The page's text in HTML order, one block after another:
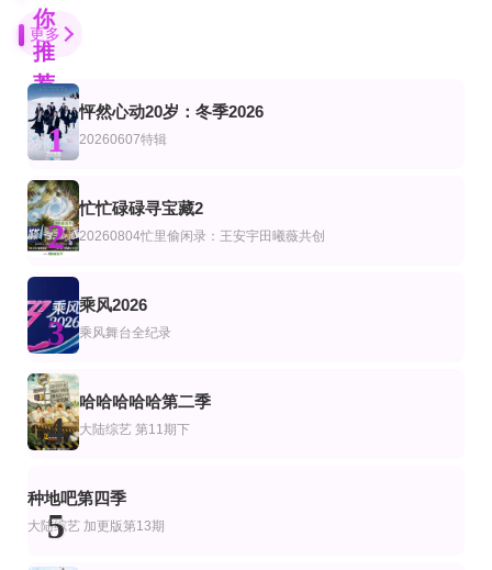
你
推
荐
更新至07集
街头餐厅斗士
第4期完结
澶渊之盟
第5集完结
陈辰的超越边界
第1集
相守相望暨守护哈拉湖行动
更新至第1期
老大哥(美版)第二十八季
陈晓怡 Julie Chen
更新至20260807期
国医少年志第三季
陈妍希,夏之光,高卿尘,李雅娟
2026端午奇妙游
罗一舟 罗一舟
一万元舞台2026
段艺璇 丁真珍珠 戴萌
恋爱实验室
查尔斯,李周宪
第20260702期
我们有救了
连载中 连载到1期
友你的旅行
更新至第402集
美食新闻报道
黄婉曼,蔡雪莹,倪嘉雯,黄嘉雯,廖慧仪,伍倩彤,陈嘉倩,胡敏芝,吴兆麟,吴浩康,巩
百万美元保姆
小人物说大
丽莎·尼尔森 塞缪尔·弗罗勒 玛丽亚·邦维尔 艾米莉亚·马特森 尤尔根·托尔松
装修女王争霸战第三季
乔丹·克耐特,Ty Pennington,Egypt Sherrod,Mike Jackson,Leslie
更多
1
怦然心动20岁：冬季2026
20260607特辑
2
忙忙碌碌寻宝藏2
20260804忙里偷闲录：王安宇田曦薇共创
3
乘风2026
乘风舞台全纪录
4
哈哈哈哈哈第二季
大陆综艺 第11期下
5
种地吧第四季
大陆综艺 加更版第13期